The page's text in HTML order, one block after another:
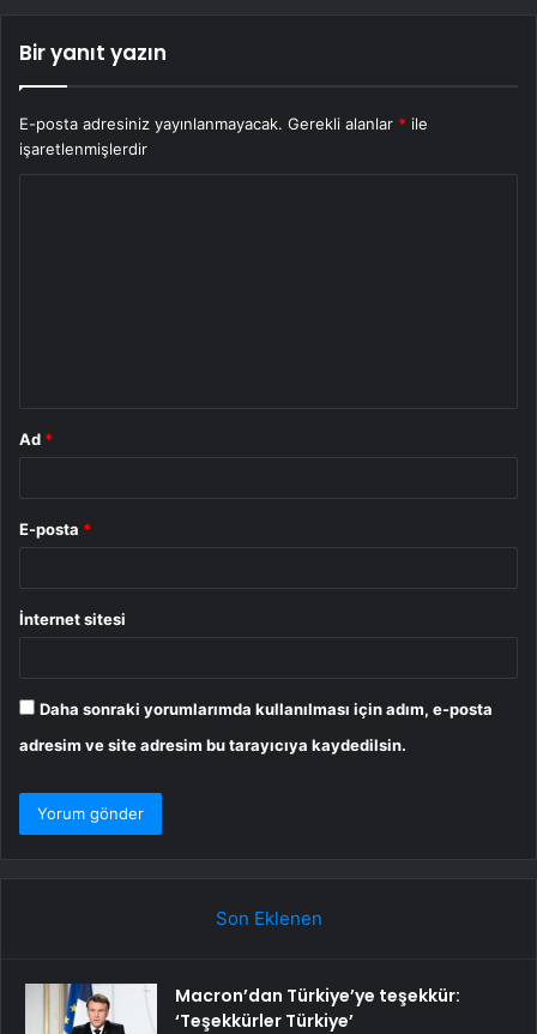
Bir yanıt yazın
E-posta adresiniz yayınlanmayacak. Gerekli alanlar * ile
işaretlenmişlerdir
Ad *
E-posta *
İnternet sitesi
Daha sonraki yorumlarımda kullanılması için adım, e-posta
adresim ve site adresim bu tarayıcıya kaydedilsin.
Son Eklenen
Macron’dan Türkiye’ye teşekkür:
‘Teşekkürler Türkiye’